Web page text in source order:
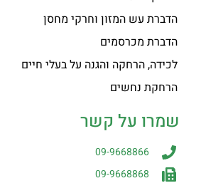
הדברת עש המזון וחרקי מחסן
הדברת מכרסמים
לכידה, הרחקה והגנה על בעלי חיים
הרחקת נחשים
שמרו על קשר
09-9668866
09-9668868